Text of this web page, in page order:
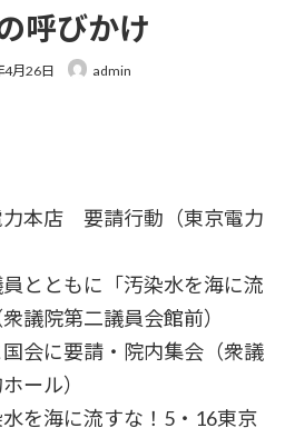
呼びかけ
4月26日 admin
本店 要請行動（東京電力
とともに「汚染水を海に流
議院第二議員会館前）
会に要請・院内集会（衆議
ール）
を海に流すな！5・16東京